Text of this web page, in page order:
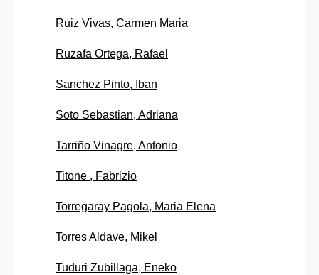
Ruiz Vivas, Carmen Maria
Ruzafa Ortega, Rafael
Sanchez Pinto, Iban
Soto Sebastian, Adriana
Tarriño Vinagre, Antonio
Titone , Fabrizio
Torregaray Pagola, Maria Elena
Torres Aldave, Mikel
Tuduri Zubillaga, Eneko